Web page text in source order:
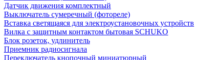
Датчик движения комплектный
Выключатель сумеречный (фотореле)
Вставка светящаяся для электроустановочных устройств
Вилка с защитным контактом бытовая SCHUKO
Блок розеток, удлинитель
Приемник радиосигнала
Переключатель кнопочный миниатюрный